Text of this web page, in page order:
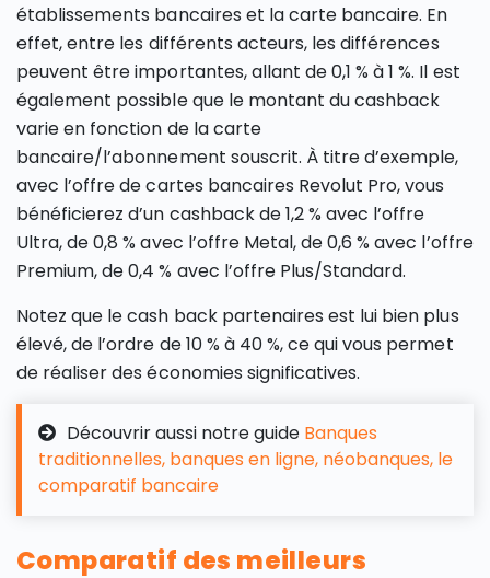
établissements bancaires et la carte bancaire. En
effet, entre les différents acteurs, les différences
peuvent être importantes, allant de 0,1 % à 1 %. Il est
également possible que le montant du cashback
varie en fonction de la carte
bancaire/l’abonnement souscrit. À titre d’exemple,
avec l’offre de cartes bancaires Revolut Pro, vous
bénéficierez d’un cashback de 1,2 % avec l’offre
Ultra, de 0,8 % avec l’offre Metal, de 0,6 % avec l’offre
Premium, de 0,4 % avec l’offre Plus/Standard.
Notez que le cash back partenaires est lui bien plus
élevé, de l’ordre de 10 % à 40 %, ce qui vous permet
de réaliser des économies significatives.
Découvrir aussi notre guide Banques
traditionnelles, banques en ligne, néobanques, le
comparatif bancaire
Comparatif des meilleurs